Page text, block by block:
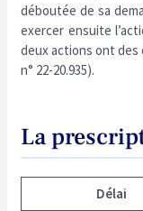
déboutée de sa
exercer ensuite
deux actions ont des
n° 22-20.935).
La
Délai